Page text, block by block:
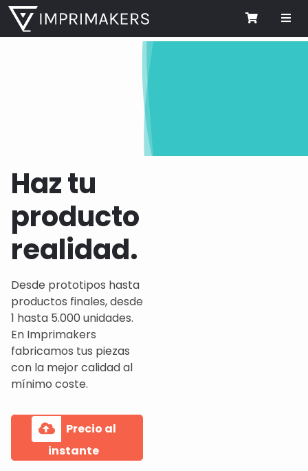
Cart
Haz tu
producto
realidad.
Desde prototipos hasta
productos finales, desde
1 hasta 5.000 unidades.
En Imprimakers
fabricamos tus piezas
con la mejor calidad al
mínimo coste.
Precio al
instante